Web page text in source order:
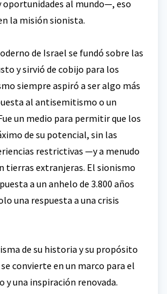
oportunidades al mundo—, eso
la misión sionista.
de Israel se fundó sobre las
y sirvió de cobijo para los
siempre aspiró a ser algo más
al antisemitismo o un
un medio para permitir que los
de su potencial, sin las
restrictivas —y a menudo
tierras extranjeras. El sionismo
a un anhelo de 3.800 años
una respuesta a una crisis
de su historia y su propósito
convierte en un marco para el
una inspiración renovada.